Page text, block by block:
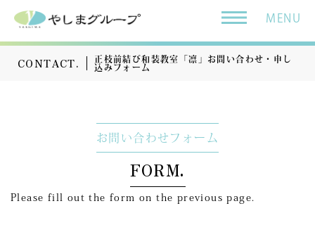
MENU
CONTACT.
正枝前結び和装教室「凛」お問い合わせ・申し
込みフォーム
FORM.
お問い合わせフォーム
Please fill out the form on the previous page.